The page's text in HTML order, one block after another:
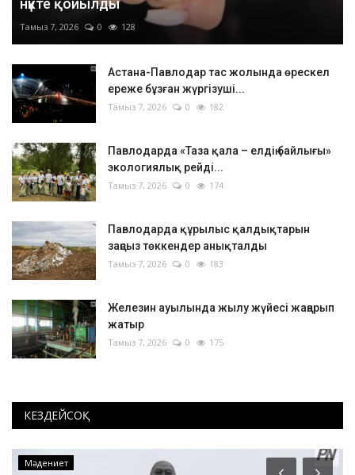
нүкте қойылды
Тамыз 7, 2026 0 128
Астана-Павлодар тас жолында өрескел
ереже бұзған жүргізуші...
Тамыз 7, 2026 0 182
Павлодарда «Таза қала – елдің байлығы»
экологиялық рейді...
Тамыз 7, 2026 0 174
Павлодарда құрылыс қалдықтарын
заңсыз төккендер анықталды
Тамыз 7, 2026 0 183
Железин ауылында жылу жүйесі жаңарып
жатыр
Тамыз 7, 2026 0 175
КЕЗДЕЙСОҚ
Мәдениет